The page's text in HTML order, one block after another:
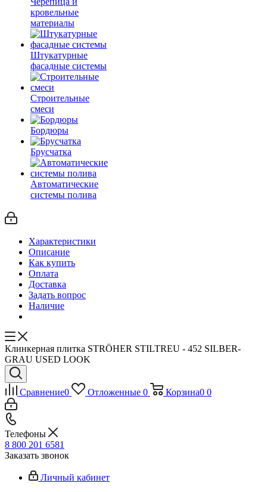
кровельные
материалы
Штукатурные
фасадные системы
Строительные
смеси
Бордюры
Брусчатка
Автоматические
системы полива
Характеристики
Описание
Как купить
Оплата
Доставка
Задать вопрос
Наличие
Клинкерная плитка STRÖHER STILTREU - 452 SILBER-
GRAU USED LOOK
Сравнение0 Отложенные 0 Корзина0 0
Телефоны
8 800 201 6581
Заказать звонок
Личный кабинет